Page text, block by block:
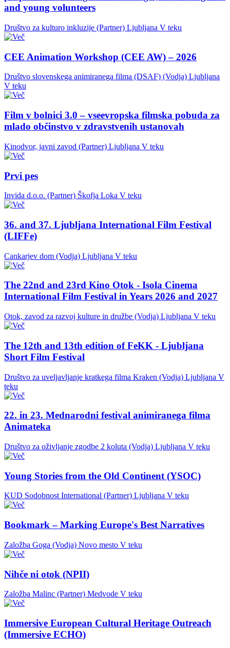
and young volunteers
Društvo za kulturo inkluzije (Partner) Ljubljana V teku
CEE Animation Workshop (CEE AW) – 2026
Društvo slovenskega animiranega filma (DSAF) (Vodja) Ljubljana
V teku
Film v bolnici 3.0 – vseevropska filmska pobuda za
mlado občinstvo v zdravstvenih ustanovah
Kinodvor, javni zavod (Partner) Ljubljana V teku
Prvi pes
Invida d.o.o. (Partner) Škofja Loka V teku
36. and 37. Ljubljana International Film Festival
(LIFFe)
Cankarjev dom (Vodja) Ljubljana V teku
The 22nd and 23rd Kino Otok - Isola Cinema
International Film Festival in Years 2026 and 2027
Otok, zavod za razvoj kulture in družbe (Vodja) Ljubljana V teku
The 12th and 13th edition of FeKK - Ljubljana
Short Film Festival
Društvo za uveljavljanje kratkega filma Kraken (Vodja) Ljubljana V
teku
22. in 23. Mednarodni festival animiranega filma
Animateka
Društvo za oživljanje zgodbe 2 koluta (Vodja) Ljubljana V teku
Young Stories from the Old Continent (YSOC)
KUD Sodobnost International (Partner) Ljubljana V teku
Bookmark – Marking Europe's Best Narratives
Založba Goga (Vodja) Novo mesto V teku
Nihče ni otok (NPII)
Založba Malinc (Partner) Medvode V teku
Immersive European Cultural Heritage Outreach
(Immersive ECHO)